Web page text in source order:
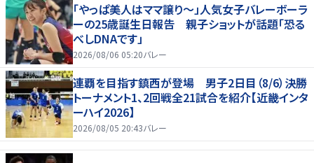
「やっぱ美人はママ譲り～」人気女子バレーボーラ
ーの25歳誕生日報告 親子ショットが話題「恐る
べしDNAです」
2026/08/06 05:20バレー
連覇を目指す鎮西が登場 男子2日目（8/6）決勝
トーナメント1、2回戦全21試合を紹介【近畿インタ
ーハイ2026】
2026/08/05 20:43バレー